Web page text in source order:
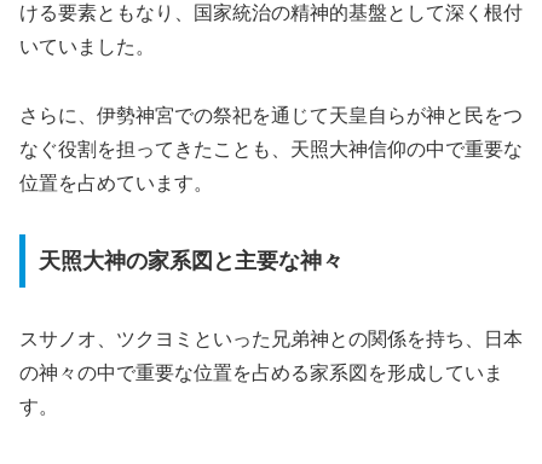
ける要素ともなり、国家統治の精神的基盤として深く根付
いていました。
さらに、伊勢神宮での祭祀を通じて天皇自らが神と民をつ
なぐ役割を担ってきたことも、天照大神信仰の中で重要な
位置を占めています。
天照大神の家系図と主要な神々
スサノオ、ツクヨミといった兄弟神との関係を持ち、日本
の神々の中で重要な位置を占める家系図を形成していま
す。